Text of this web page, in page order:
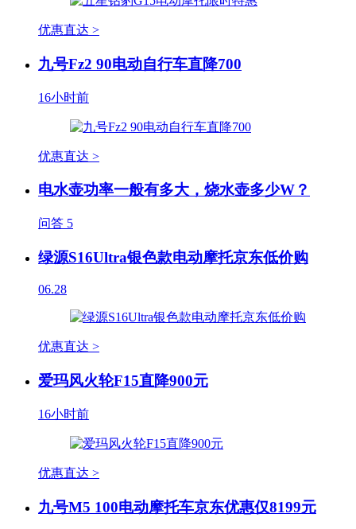
优惠直达 >
九号Fz2 90电动自行车直降700
16小时前
优惠直达 >
电水壶功率一般有多大，烧水壶多少W？
问答 5
绿源S16Ultra银色款电动摩托京东低价购
06.28
优惠直达 >
爱玛风火轮F15直降900元
16小时前
优惠直达 >
九号M5 100电动摩托车京东优惠仅8199元